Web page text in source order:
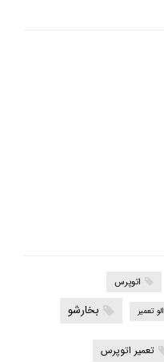
اتوپرس
الو تعمیر بخارشو
تعمیر اتوپرس